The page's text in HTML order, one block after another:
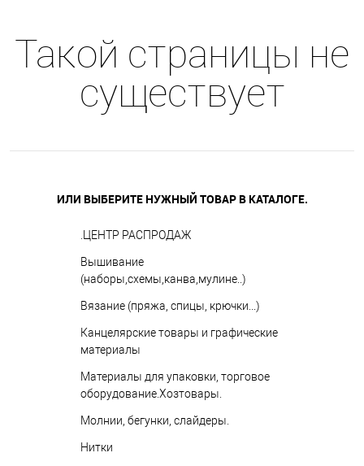
Такой страницы не
существует
ИЛИ ВЫБЕРИТЕ НУЖНЫЙ ТОВАР В КАТАЛОГЕ.
.ЦЕНТР РАСПРОДАЖ
Вышивание
(наборы,схемы,канва,мулине..)
Вязание (пряжа, спицы, крючки...)
Канцелярские товары и графические
материалы
Материалы для упаковки, торговое
оборудование.Хозтовары.
Молнии, бегунки, слайдеры.
Нитки